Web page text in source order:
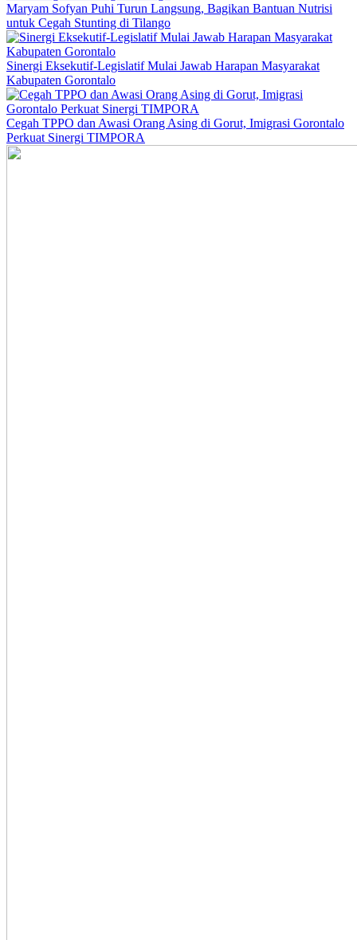
Maryam Sofyan Puhi Turun Langsung, Bagikan Bantuan Nutrisi
untuk Cegah Stunting di Tilango
Sinergi Eksekutif-Legislatif Mulai Jawab Harapan Masyarakat
Kabupaten Gorontalo
Cegah TPPO dan Awasi Orang Asing di Gorut, Imigrasi Gorontalo
Perkuat Sinergi TIMPORA